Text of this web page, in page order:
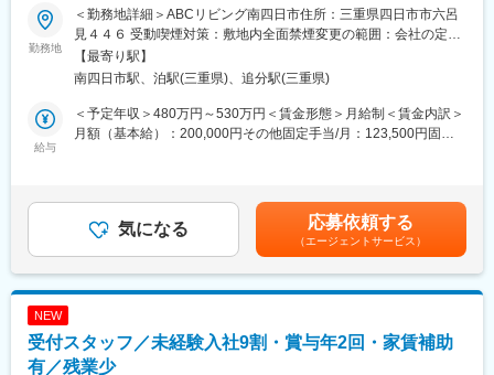
■業務内容：
障がい者・難病者のナーシングホーム（ABCリビング）の入居営
業をお任せします。ご家族様・ご利用者様に寄り添い提案をして
いただきます。信頼関係の構築も大切な業務となります。
■具体的には：
◇各種書類回収
◇看護師・管理者との連携
◇（一部）見学・入居の際の利用者の送迎
も通いながらの業務となる予定です。
勤務地
＜勤務地詳細＞ABCリビング南四日市住所：三重県四日市市六呂
見４４６ 受動喫煙対策：敷地内全面禁煙変更の範囲：会社の定め
る事業所（リモートワーク含む）
【最寄り駅】
南四日市駅、泊駅(三重県)、追分駅(三重県)
給与
＜予定年収＞480万円～530万円＜賃金形態＞月給制＜賃金内訳＞
月額（基本給）：200,000円その他固定手当/月：123,500円固定
ンセンティブを含んだ金額です。■昇給：年1回■賞与：なし■イン
センティブあり賃金はあくまでも目安の金額であり、選考を通じ
て上下する可能性があります。月給(月額)は固定手当を含めた表記
です。
気になる 応募依頼する
（エージェントサービス）
NEW
受付スタッフ／未経験入社9割・賞与年2回・家賃補助
有／残業少